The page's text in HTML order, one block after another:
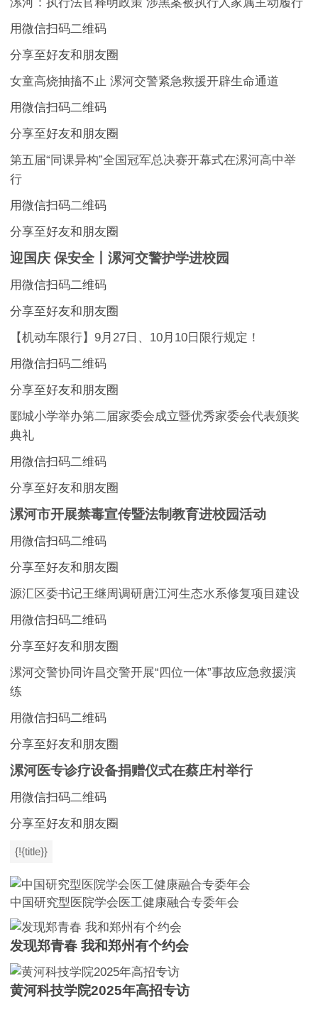
用微信扫码二维码
分享至好友和朋友圈
女童高烧抽搐不止 漯河交警紧急救援开辟生命通道
用微信扫码二维码
分享至好友和朋友圈
第五届“同课异构”全国冠军总决赛开幕式在漯河高中举
行
用微信扫码二维码
分享至好友和朋友圈
迎国庆 保安全丨漯河交警护学进校园
用微信扫码二维码
分享至好友和朋友圈
【机动车限行】9月27日、10月10日限行规定！
用微信扫码二维码
分享至好友和朋友圈
郾城小学举办第二届家委会成立暨优秀家委会代表颁奖
典礼
用微信扫码二维码
分享至好友和朋友圈
漯河市开展禁毒宣传暨法制教育进校园活动
用微信扫码二维码
分享至好友和朋友圈
源汇区委书记王继周调研唐江河生态水系修复项目建设
用微信扫码二维码
分享至好友和朋友圈
漯河交警协同许昌交警开展“四位一体”事故应急救援演
练
用微信扫码二维码
分享至好友和朋友圈
漯河医专诊疗设备捐赠仪式在蔡庄村举行
用微信扫码二维码
分享至好友和朋友圈
{!{title}}
中国研究型医院学会医工健康融合专委年会
发现郑青春 我和郑州有个约会
黄河科技学院2025年高招专访